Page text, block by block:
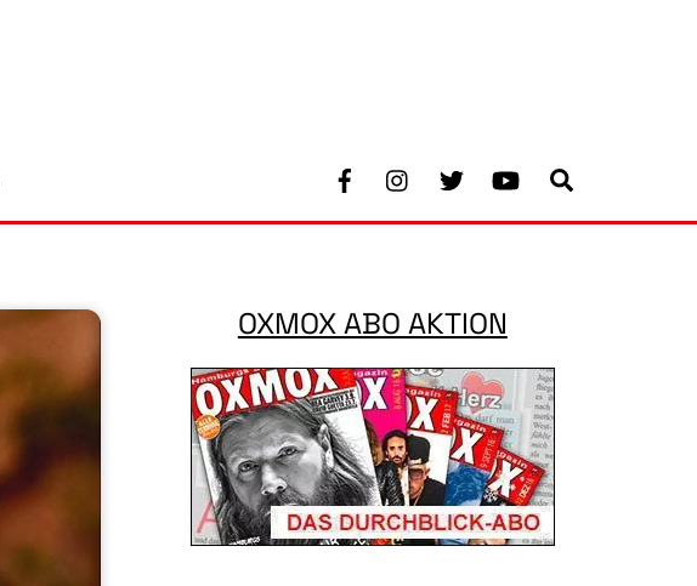
Facebook Youtube
OXMOX ABO AKTION